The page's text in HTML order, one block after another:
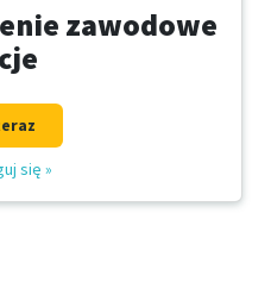
zawodowe
się »